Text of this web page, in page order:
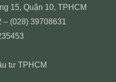
15, Quận 10, TPHCM
(028) 39708631
tư TPHCM